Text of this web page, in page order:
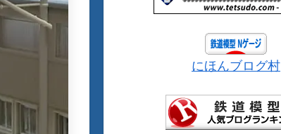
にほんブログ村